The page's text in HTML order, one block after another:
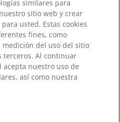
que tenemos en el
la necesidad de
el planeta.
más
bucal
similares para
sitio web y crear
usted. Estas cookies
fines, como
del uso del sitio
terceros. Al continuar
nuestro uso de
así como nuestra